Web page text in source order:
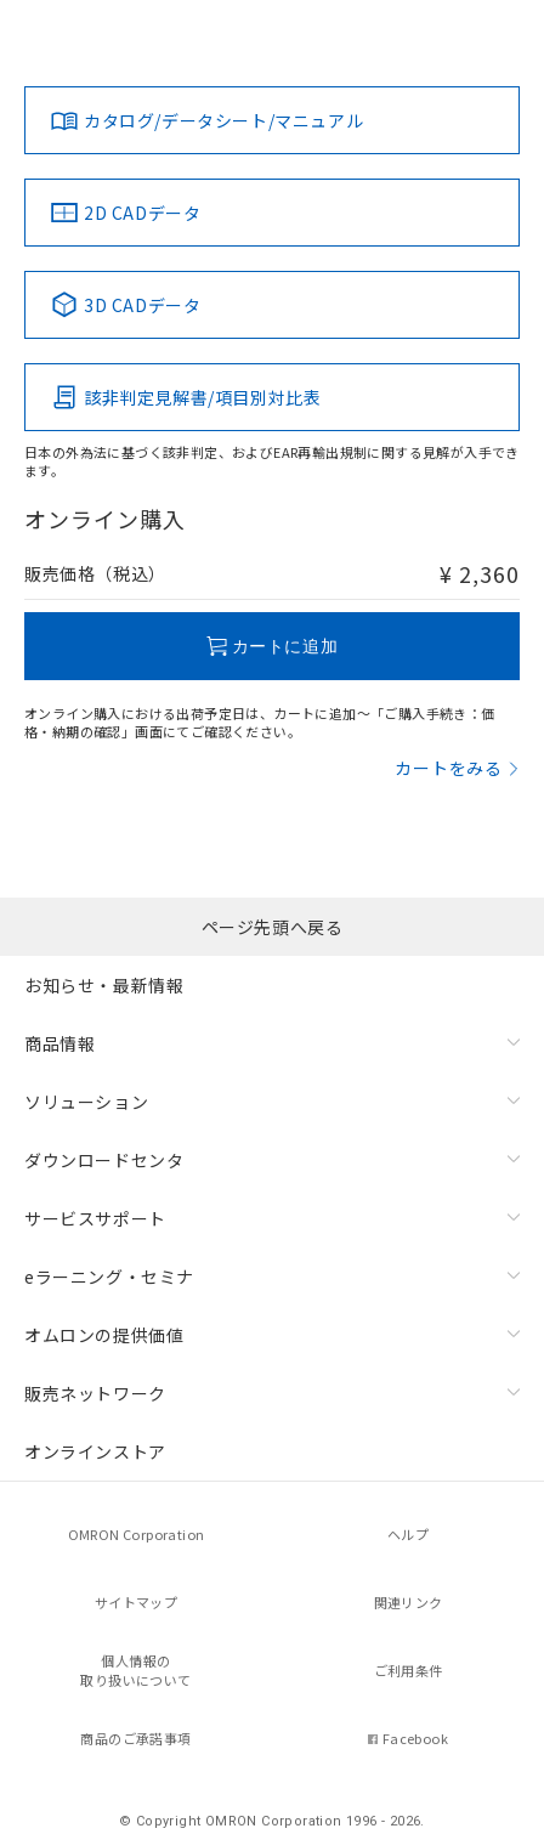
ダウンロードデータをご利用いただく前に、以下を必ずお読
みください。
ソフトウェアの使用条件
対応済み
中国 RoHS 注意事項・凡例
Pb Hg Cd Cr(VI)
O
在庫等で未対応品が混在する可能性があります。
問い合わせください。
LR型式承認
（イギリス
船舶規格）
DNV型式承認
（ノルウェー
BV型式承認
（フランス
KR型式
（韓国
No No No No
この製品の規格認証/適合状況ページへ
その他の認証はこちらのページからご検索ください
カタログ/データシート/マニュアル
2D CADデータ
3D CADデータ
該非判定見解書/項目別対比表
日本の外為法に基づく該非判定、およびEAR再輸出規制に関する見解が入手でき
ます。
オンライン購入
販売価格（税込） ¥ 2,360
カートに追加
オンライン購入における出荷予定日は、カートに追加～「ご購入手続き：価
格・納期の確認」画面にてご確認ください。
カートをみる
ページ先頭へ戻る
お知らせ・最新情報
商品情報
ソリューション
ダウンロードセンタ
サービスサポート
eラーニング・セミナ
オムロンの提供価値
販売ネットワーク
オンラインストア
OMRON Corporation ヘルプ
サイトマップ 関連リンク
個人情報の
取り扱いについて
ご利用条件
商品のご承諾事項 Facebook
© Copyright OMRON Corporation 1996 - 2026.